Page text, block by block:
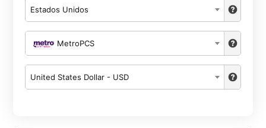
Estados Unidos
MetroPCS
United States Dollar - USD